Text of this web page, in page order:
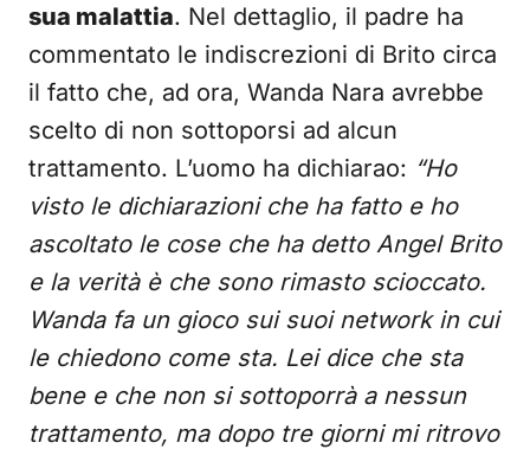
sua malattia. Nel dettaglio, il padre ha
commentato le indiscrezioni di Brito circa
il fatto che, ad ora, Wanda Nara avrebbe
scelto di non sottoporsi ad alcun
trattamento. L’uomo ha dichiarao: “Ho
visto le dichiarazioni che ha fatto e ho
ascoltato le cose che ha detto Angel Brito
e la verità è che sono rimasto scioccato.
Wanda fa un gioco sui suoi network in cui
le chiedono come sta. Lei dice che sta
bene e che non si sottoporrà a nessun
trattamento, ma dopo tre giorni mi ritrovo